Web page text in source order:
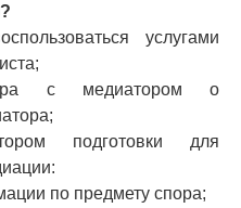
услугами
с медиатором о
подготовки для
по предмету спора;